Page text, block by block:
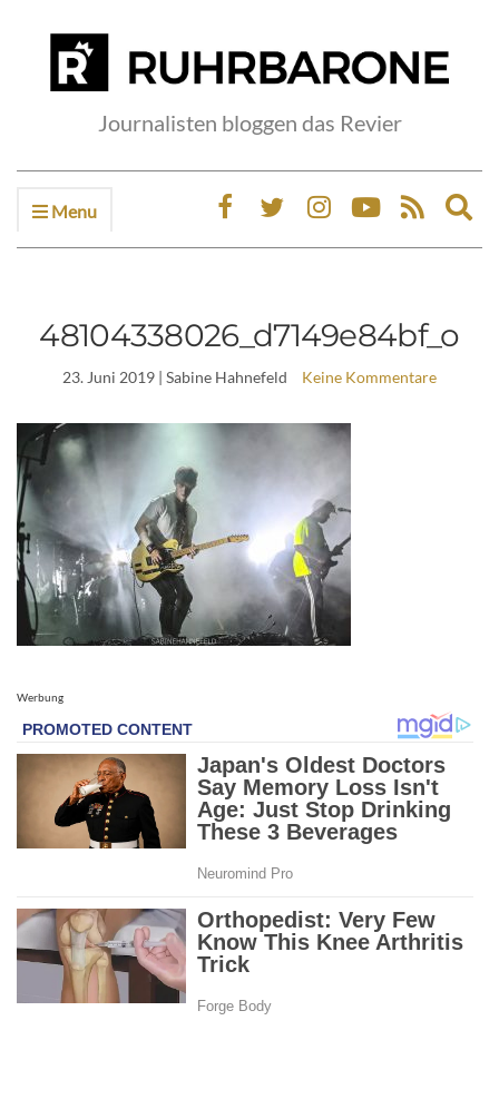
Journalisten bloggen das Revier
Menu
48104338026_d7149e84bf_o
23. Juni 2019 | Sabine Hahnefeld Keine Kommentare
Werbung